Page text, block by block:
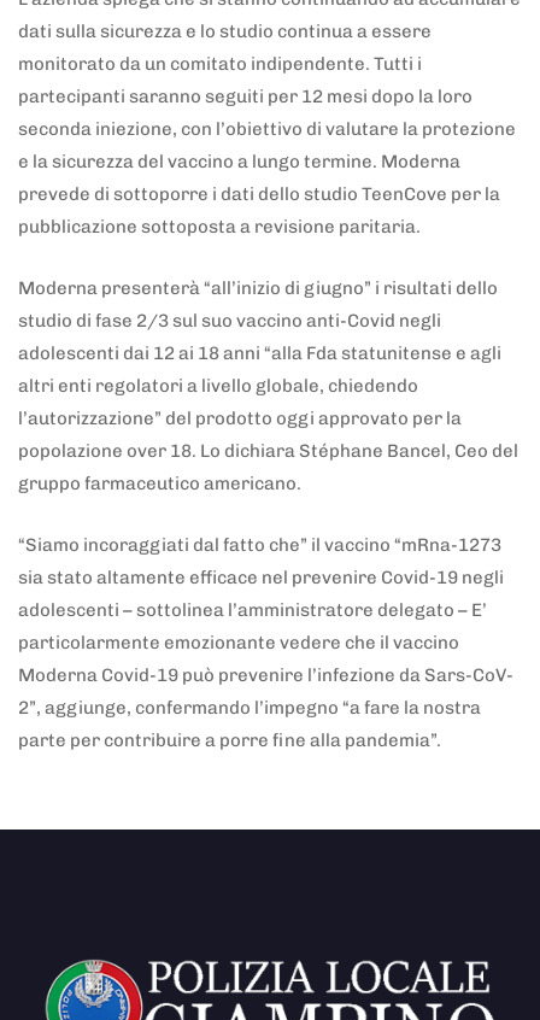
dati sulla sicurezza e lo studio continua a essere
monitorato da un comitato indipendente. Tutti i
partecipanti saranno seguiti per 12 mesi dopo la loro
seconda iniezione, con l’obiettivo di valutare la protezione
e la sicurezza del vaccino a lungo termine. Moderna
prevede di sottoporre i dati dello studio TeenCove per la
pubblicazione sottoposta a revisione paritaria.
Moderna presenterà “all’inizio di giugno” i risultati dello
studio di fase 2/3 sul suo vaccino anti-Covid negli
adolescenti dai 12 ai 18 anni “alla Fda statunitense e agli
altri enti regolatori a livello globale, chiedendo
l’autorizzazione” del prodotto oggi approvato per la
popolazione over 18. Lo dichiara Stéphane Bancel, Ceo del
gruppo farmaceutico americano.
“Siamo incoraggiati dal fatto che” il vaccino “mRna-1273
sia stato altamente efficace nel prevenire Covid-19 negli
adolescenti – sottolinea l’amministratore delegato – E’
particolarmente emozionante vedere che il vaccino
Moderna Covid-19 può prevenire l’infezione da Sars-CoV-
2”, aggiunge, confermando l’impegno “a fare la nostra
parte per contribuire a porre fine alla pandemia”.